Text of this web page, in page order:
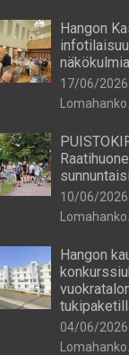
Hangon
näkökulmia
17/06/2026
10/06/2026
Hangon
04/06/2026